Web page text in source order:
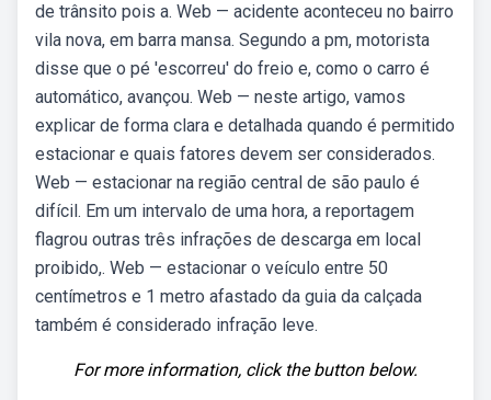
de trânsito pois a. Web — acidente aconteceu no bairro
vila nova, em barra mansa. Segundo a pm, motorista
disse que o pé 'escorreu' do freio e, como o carro é
automático, avançou. Web — neste artigo, vamos
explicar de forma clara e detalhada quando é permitido
estacionar e quais fatores devem ser considerados.
Web — estacionar na região central de são paulo é
difícil. Em um intervalo de uma hora, a reportagem
flagrou outras três infrações de descarga em local
proibido,. Web — estacionar o veículo entre 50
centímetros e 1 metro afastado da guia da calçada
também é considerado infração leve.
For more information, click the button below.